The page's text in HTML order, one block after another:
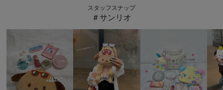
スタッフスナップ
＃サンリオ